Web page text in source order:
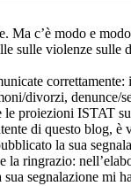
Ma c’è modo e
sulle violenze sulle
divorzi, denunce/
le proiezioni ISTAT
di questo blog,
la sua
ringrazio:
segnalazione mi